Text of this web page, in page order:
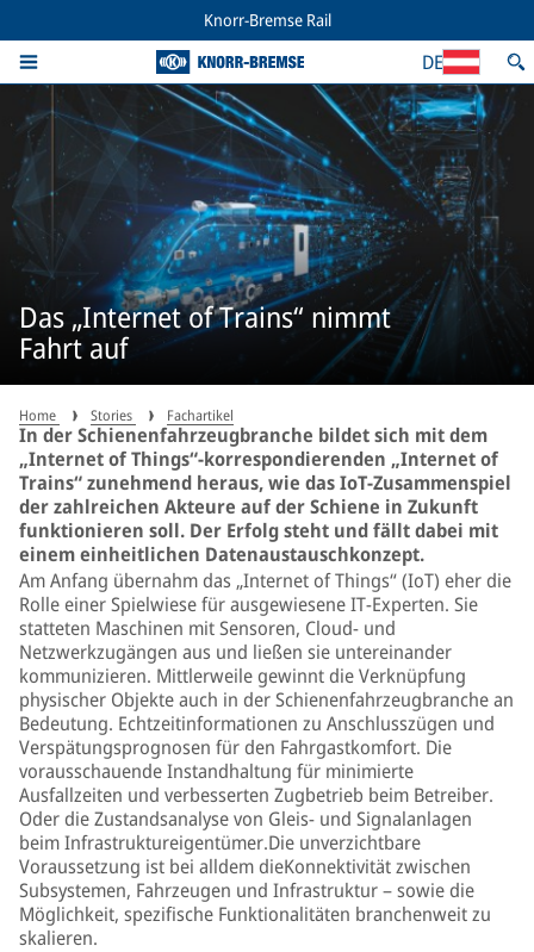
Knorr-Bremse Rail
DE
Das „Internet of Trains“ nimmt
Fahrt auf
Home Stories Fachartikel
In der Schienenfahrzeugbranche bildet sich mit dem
„Internet of Things“-korrespondierenden „Internet of
Trains“ zunehmend heraus, wie das IoT-Zusammenspiel
der zahlreichen Akteure auf der Schiene in Zukunft
funktionieren soll. Der Erfolg steht und fällt dabei mit
einem einheitlichen Datenaustauschkonzept.
Am Anfang übernahm das „Internet of Things“ (IoT) eher die
Rolle einer Spielwiese für ausgewiesene IT-Experten. Sie
statteten Maschinen mit Sensoren, Cloud- und
Netzwerkzugängen aus und ließen sie untereinander
kommunizieren. Mittlerweile gewinnt die Verknüpfung
physischer Objekte auch in der Schienenfahrzeugbranche an
Bedeutung. Echtzeitinformationen zu Anschlusszügen und
Verspätungsprognosen für den Fahrgastkomfort. Die
vorausschauende Instandhaltung für minimierte
Ausfallzeiten und verbesserten Zugbetrieb beim Betreiber.
Oder die Zustandsanalyse von Gleis- und Signalanlagen
beim Infrastruktureigentümer.Die unverzichtbare
Voraussetzung ist bei alldem dieKonnektivität zwischen
Subsystemen, Fahrzeugen und Infrastruktur – sowie die
Möglichkeit, spezifische Funktionalitäten branchenweit zu
skalieren.